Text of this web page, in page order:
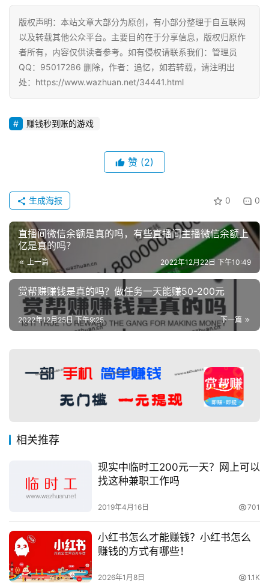
版权声明：本站文章大部分为原创，有小部分整理于自互联网
以及转载其他公众平台。主要目的在于分享信息，版权归原作
者所有，内容仅供读者参考。如有侵权请联系我们：管理员
QQ：95017286 删除，作者：追忆，如若转载，请注明出
处：https://www.wazhuan.net/34441.html
赚钱秒到账的游戏
赞 (2)
0 0
生成海报
直播间微信余额是真的吗，有些直播间主播微信余额上
亿是真的吗？
上一篇 2022年12月22日 下午10:49
赏帮赚赚钱是真的吗？做任务一天能赚50-200元
下一篇
2022年12月25日 下午9:25
相关推荐
现实中临时工200元一天？网上可以
找这种兼职工作吗
2019年4月16日 701
小红书怎么才能赚钱？小红书怎么
赚钱的方式有哪些！
2026年1月8日 1.1K